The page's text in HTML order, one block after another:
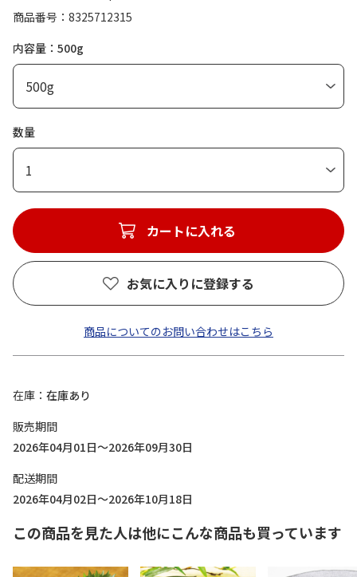
商品番号
8325712315
内容量：500g
数量
1
カートに入れる
お気に入りに登録する
商品についてのお問い合わせはこちら
在庫
在庫あり
販売期間
2026年04月01日～2026年09月30日
配送期間
2026年04月02日～2026年10月18日
この商品を見た人は他にこんな商品も買っています